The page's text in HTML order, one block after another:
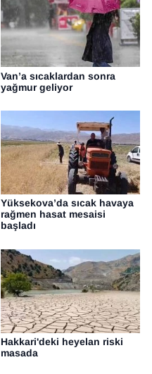
Van’a sıcaklardan sonra
yağmur geliyor
Yüksekova’da sıcak havaya
rağmen hasat mesaisi
başladı
Hakkari'deki heyelan riski
masada